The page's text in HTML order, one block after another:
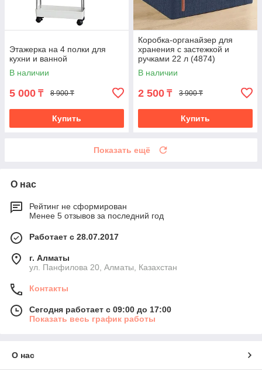
Этажерка на 4 полки для
кухни и ванной
В наличии
5 000 ₸ 8 900 ₸
Купить
Коробка-органайзер для
хранения с застежкой и
ручками 22 л (4874)
В наличии
2 500 ₸ 3 900 ₸
Купить
Показать ещё
О нас
Рейтинг не сформирован
Менее 5 отзывов за последний год
Работает с 28.07.2017
г. Алматы
ул. Панфилова 20, Алматы, Казахстан
Контакты
Сегодня работает с 09:00 до 17:00
Показать весь график работы
О нас